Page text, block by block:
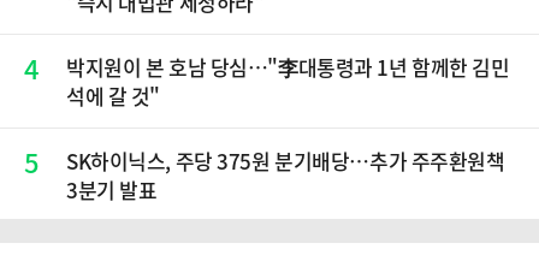
4
박지원이 본 호남 당심…"李대통령과 1년 함께한 김민
석에 갈 것"
5
SK하이닉스, 주당 375원 분기배당…추가 주주환원책
3분기 발표